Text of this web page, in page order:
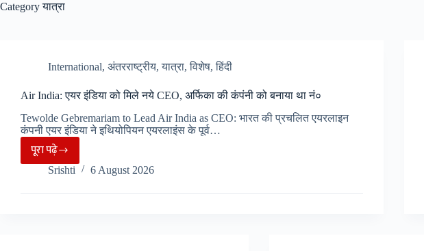
Categoryयात्रा
International, अंतरराष्ट्रीय,यात्रा,विशेष,हिंदी
Air India: एयर इंडिया को मिले नये CEO, अर्फिका की कंपंनी को बनाया था नं०
Tewolde Gebremariam to Lead Air India as CEO: भारत की प्रचलित एयरलाइन
कंपनी एयर इंडिया ने इथियोपियन एयरलाइंस के पूर्व…
पूरा पढ़े
Air
India:
एयर
Srishti 6 August 2026